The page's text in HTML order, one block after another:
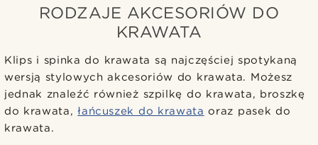
RODZAJE AKCESORIÓW DO
KRAWATA
Klips i spinka do krawata są najczęściej spotykaną
wersją stylowych akcesoriów do krawata. Możesz
jednak znaleźć również szpilkę do krawata, broszkę
do krawata,łańcuszek do krawata oraz pasek do
krawata.